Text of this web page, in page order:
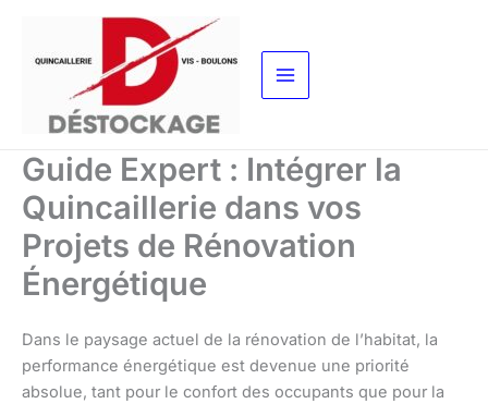
contenu
Guide Expert : Intégrer la
Quincaillerie dans vos
Projets de Rénovation
Énergétique
Dans le paysage actuel de la rénovation de l’habitat, la
performance énergétique est devenue une priorité
absolue, tant pour le confort des occupants que pour la